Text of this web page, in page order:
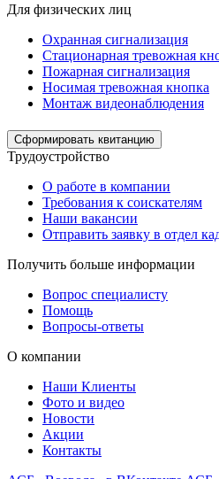
Для физических лиц
Охранная сигнализация
Стационарная тревожная
Пожарная сигнализация
Носимая тревожная кнопка
Монтаж видеонаблюдения
Сформировать квитанцию
Трудоустройство
О работе в компании
Требования к соискателям
Наши вакансии
Отправить заявку в отдел
Получить больше информации
Вопрос специалисту
Помощь
Вопросы-ответы
О компании
Наши Клиенты
Фото и видео
Новости
Акции
Контакты